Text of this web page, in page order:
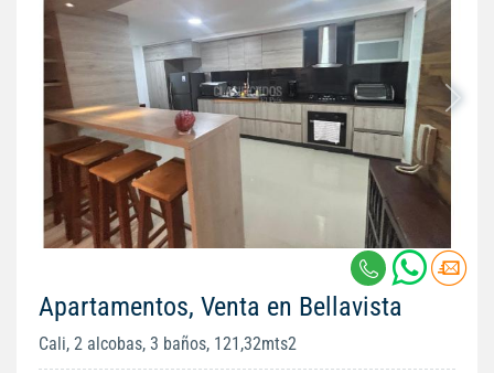
Apartamentos, Venta en Bellavista
Cali, 2 alcobas, 3 baños, 121,32mts2